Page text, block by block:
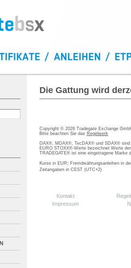
Die Gattung wird
Copyright © 2026 Tradegate Exchange
Bitte beachten Sie das Regelwerk
DAX®, MDAX®, TecDAX® und SDAX® sind
EURO STOXX®-Werte bezeichnet Werte
TRADEGATE® ist eine eingetragene Marke
Kurse in EUR; Fremdwährungsanleihen in
Zeitangaben in CEST (UTC+2)
Kontakt
Impressum